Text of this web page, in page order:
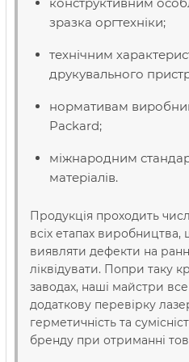
зразка оргтехніки;
технічним
друкувального
нормативам
Packard;
міжнародним
матеріалів.
Продукція проходить
всіх етапах
виявляти дефекти на
ліквідувати. Попри таку
заводах, наші майстри
додаткову перевірку
герметичність та
бренду при отриманні